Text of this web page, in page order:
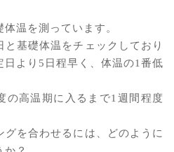
温を測っています。
と基礎体温をチェックしており
日より5日程早く、体温の1番低
高温期に入るまで1週間程度
を合わせるには、どのように